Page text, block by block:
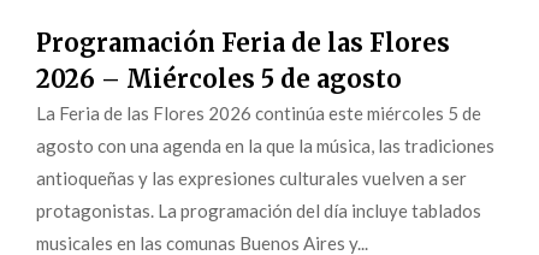
Programación Feria de las Flores
2026 – Miércoles 5 de agosto
La Feria de las Flores 2026 continúa este miércoles 5 de
agosto con una agenda en la que la música, las tradiciones
antioqueñas y las expresiones culturales vuelven a ser
protagonistas. La programación del día incluye tablados
musicales en las comunas Buenos Aires y...